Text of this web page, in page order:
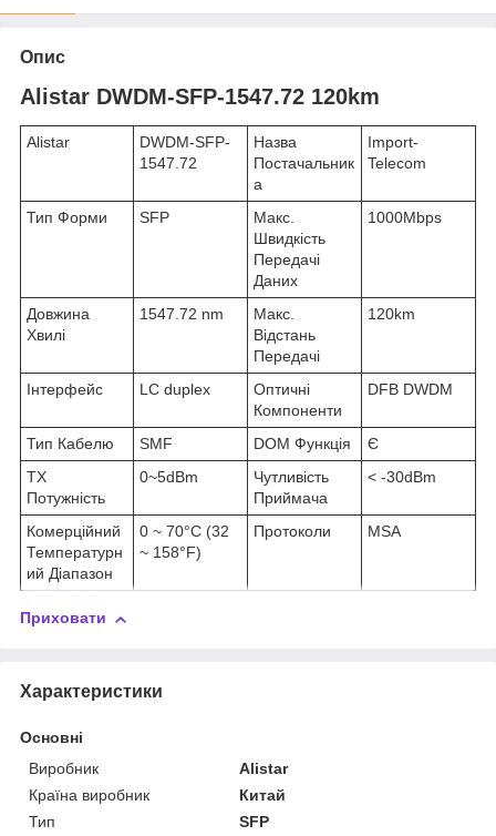
Опис
Alistar DWDM-SFP-1547.72 120km
Alistar
DWDM-SFP-
1547.72
Назва
Постачальник
а
Import-
Telecom
Тип Форми SFP
Макс.
Швидкість
Передачі
Даних
1000Mbps
Довжина
Хвилі
1547.72 nm
Макс.
Відстань
Передачі
120km
Інтерфейс LC duplex
Оптичні
Компоненти
DFB DWDM
Тип Кабелю SMF DOM Функція
Є
TX
Потужність
0~5dBm
Чутливість
Приймача
< -30dBm
Комерційний
Температурн
ий Діапазон
0 ~ 70°C (32
~ 158°F)
Протоколи MSA
Приховати
Характеристики
Основні
Виробник
Alistar
Країна виробник
Китай
Тип
SFP